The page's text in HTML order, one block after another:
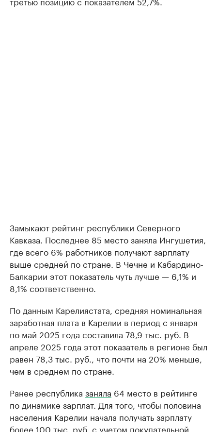
Замыкают рейтинг республики Северного
Кавказа. Последнее 85 место заняла Ингушетия,
где всего 6% работников получают зарплату
выше средней по стране. В Чечне и Кабардино-
Балкарии этот показатель чуть лучше — 6,1% и
8,1% соответственно.
По данным Карелиястата, средняя номинальная
заработная плата в Карелии в период с января
по май 2025 года составила 78,9 тыс. руб. В
апреле 2025 года этот показатель в регионе был
равен 78,3 тыс. руб., что почти на 20% меньше,
чем в среднем по стране.
Ранее республика заняла 64 место в рейтинге
по динамике зарплат. Для того, чтобы половина
населения Карелии начала получать зарплату
более 100 тыс. руб. с учетом покупательной